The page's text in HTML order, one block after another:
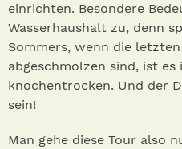
einrichten. Besondere
Wasserhaushalt zu, denn
Sommers, wenn die
abgeschmolzen sind, ist es
knochentrocken. Und der
sein!
Man gehe diese Tour also